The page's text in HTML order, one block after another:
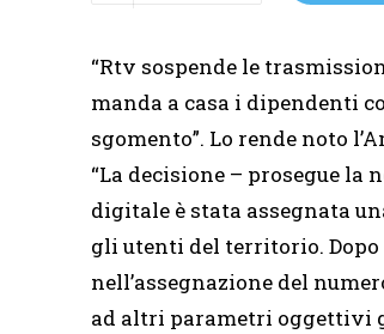
“Rtv sospende le
manda a casa i dipendenti
sgomento”. Lo rende noto
“La decisione – prosegue la
digitale è stata assegnata
gli utenti del territorio.
nell’assegnazione del
ad altri parametri oggettivi